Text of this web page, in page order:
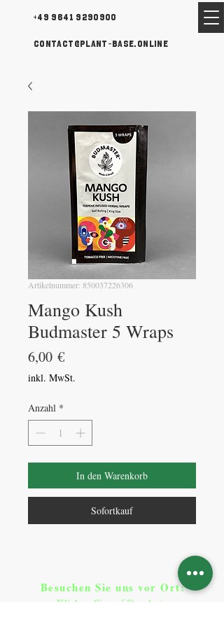
+49 9641 9290900
contact@plant-base.online
Artikelnummer: 850037226306
Mango Kush
Budmaster 5 Wraps
6,00 €Preis
inkl. MwSt.
Anzahl *
In den Warenkorb
Sofortkauf
Besuchen Sie uns vor Ort​:
Klicken Sie auf Standorte